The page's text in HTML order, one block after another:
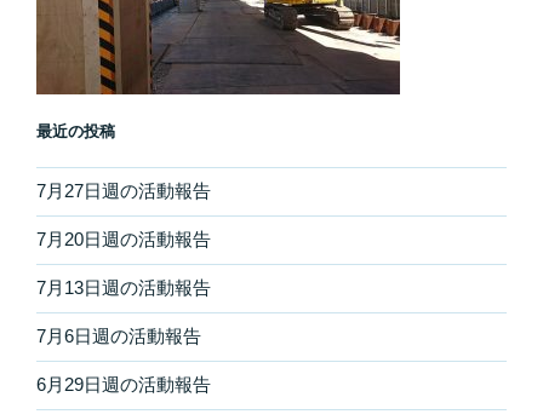
最近の投稿
7月27日週の活動報告
7月20日週の活動報告
7月13日週の活動報告
7月6日週の活動報告
6月29日週の活動報告